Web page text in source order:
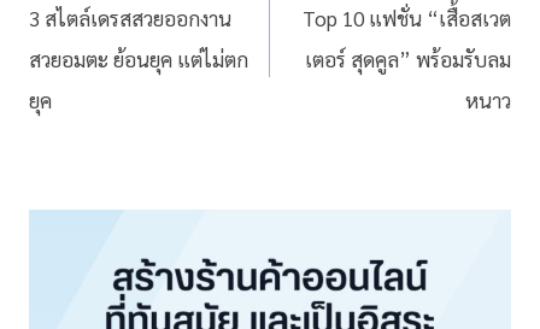
3 สไตล์เดรสสวยออกงาน
สวยอมตะ ย้อนยุค แต่ไม่ตก
ยุค
Top 10 แฟชั่น “เสื้อสเวต
เตอร์ สุดคูล” พร้อมรับลม
หนาว